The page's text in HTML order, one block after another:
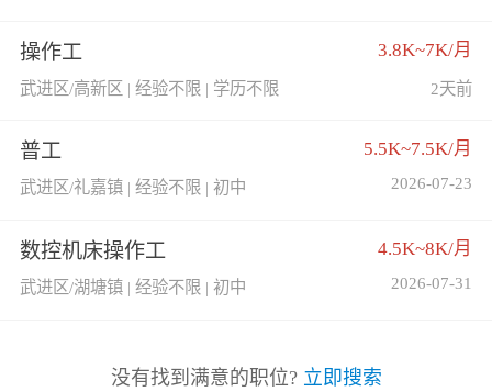
操作工 3.8K~7K/月
武进区/高新区 | 经验不限 | 学历不限 2天前
普工 5.5K~7.5K/月
武进区/礼嘉镇 | 经验不限 | 初中 2026-07-23
数控机床操作工 4.5K~8K/月
武进区/湖塘镇 | 经验不限 | 初中 2026-07-31
没有找到满意的职位? 立即搜索